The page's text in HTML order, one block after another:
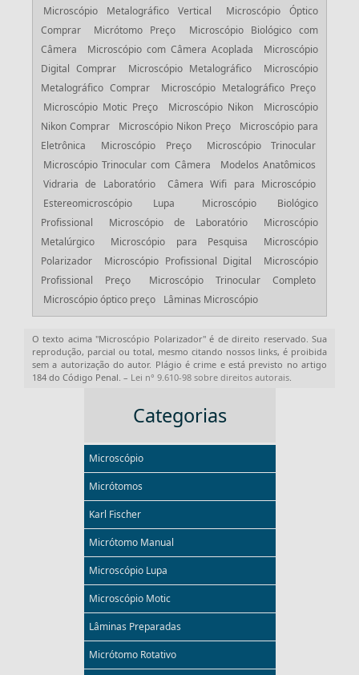
Microscópio Metalográfico Vertical
Microscópio Óptico
Comprar
Micrótomo Preço
Microscópio Biológico com
Câmera
Microscópio com Câmera Acoplada
Microscópio
Digital Comprar
Microscópio Metalográfico
Microscópio
Metalográfico Comprar
Microscópio Metalográfico Preço
Microscópio Motic Preço
Microscópio Nikon
Microscópio
Nikon Comprar
Microscópio Nikon Preço
Microscópio para
Eletrônica
Microscópio Preço
Microscópio Trinocular
Microscópio Trinocular com Câmera
Modelos Anatômicos
Vidraria de Laboratório
Câmera Wifi para Microscópio
Estereomicroscópio Lupa
Microscópio Biológico
Profissional
Microscópio de Laboratório
Microscópio
Metalúrgico
Microscópio para Pesquisa
Microscópio
Polarizador
Microscópio Profissional Digital
Microscópio
Profissional Preço
Microscópio Trinocular Completo
Microscópio óptico preço
Lâminas Microscópio
O texto acima "Microscópio Polarizador" é de direito reservado. Sua
reprodução, parcial ou total, mesmo citando nossos links, é proibida
sem a autorização do autor. Plágio é crime e está previsto no artigo
184 do Código Penal. – Lei n° 9.610-98 sobre direitos autorais.
Categorias
Microscópio
Micrótomos
Karl Fischer
Micrótomo Manual
Microscópio Lupa
Microscópio Motic
Lâminas Preparadas
Micrótomo Rotativo